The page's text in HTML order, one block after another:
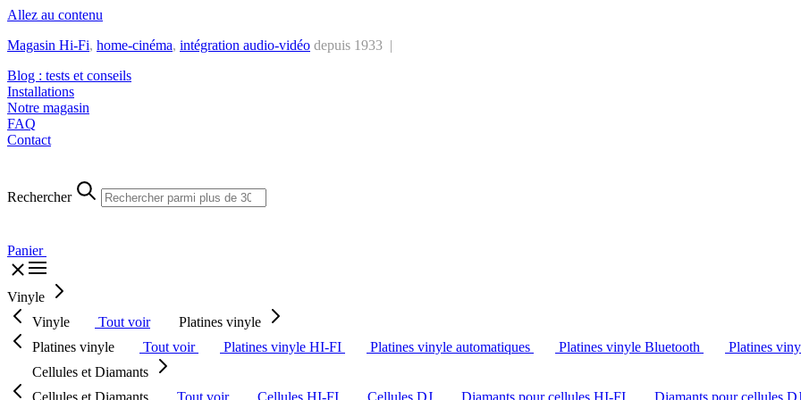
Allez au contenu
Magasin Hi-Fi, home-cinéma, intégration audio-vidéo depuis 1933 |
Blog : tests et conseils
Installations
Notre magasin
FAQ
Contact
Rechercher
Panier
Vinyle
Vinyle
Tout voir
Platines vinyle
Platines vinyle
Tout voir Platines vinyle HI-FI Platines vinyle automatiques Platines vinyle Bluetooth
Platines
Cellules et Diamants
Cellules et Diamants
Tout voir Cellules HI-FI Cellules DJ Diamants pour cellules HI-FI
Diamants pour cellules